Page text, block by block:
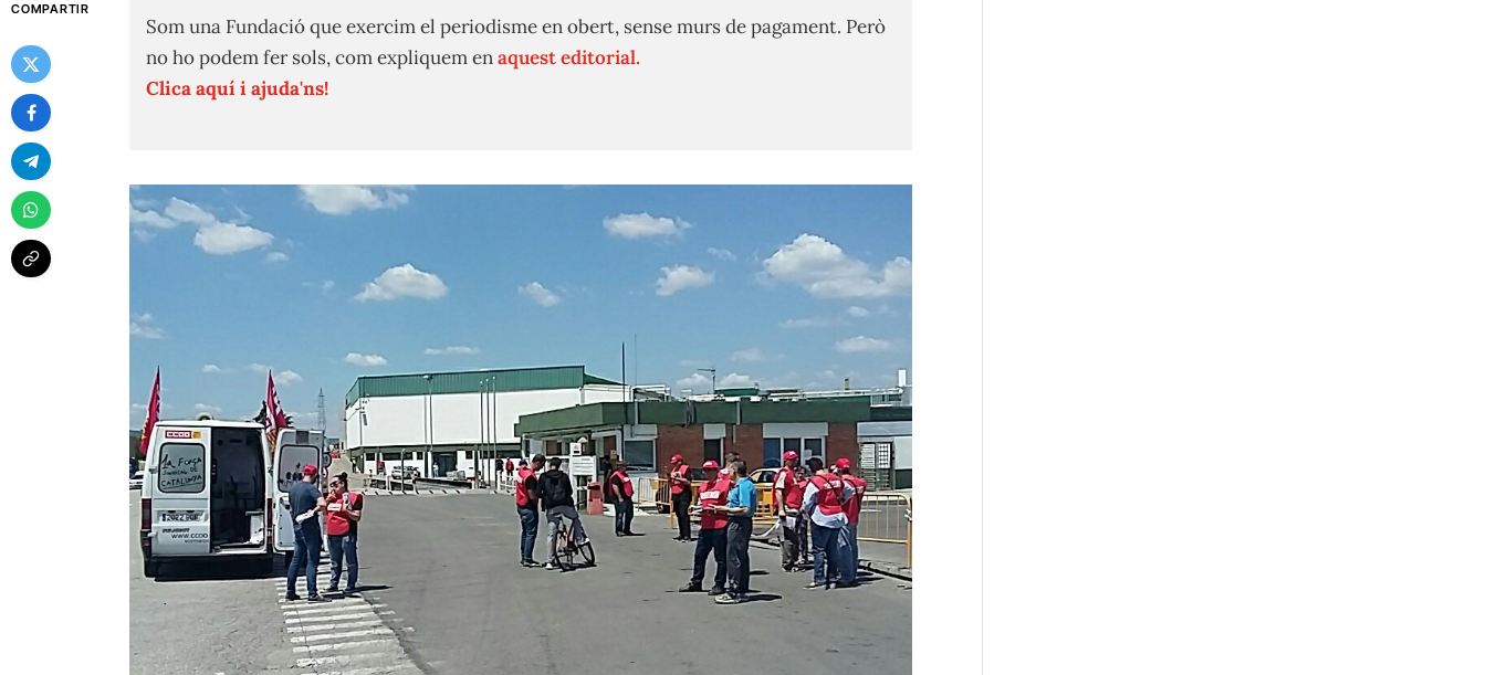
COMPARTIR
Som una Fundació que exercim el periodisme en obert, sense murs de pagament. Però
no ho podem fer sols, com expliquem enaquest editorial.
Clica aquí i ajuda'ns!